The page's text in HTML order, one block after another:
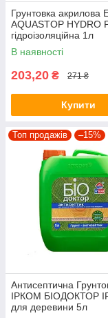
Грунтовка акрилова
AQUASTOP HYDRO
гідроізоляційна 1л
В наявності
203,20 ₴ 271 ₴
Купити
Топ продажів –15%
Антисептична
ІРКОМ БІОДОКТОР
для деревини 5л